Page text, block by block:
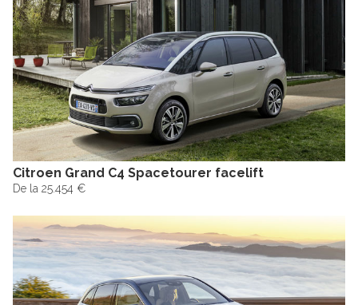
Citroen Grand C4 Spacetourer facelift
De la 25.454 €